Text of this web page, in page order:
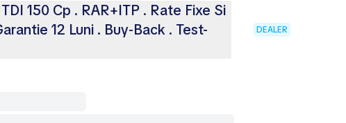
150 Cp . RAR+ITP . Rate Fixe Si
12 Luni . Buy-Back . Test-
DEALER